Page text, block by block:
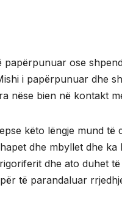
ose
i papërpunuar dhe
nëse bien në kontakt
këto lëngje mund të
dhe mbyllet dhe
dhe ato duhet
të parandaluar